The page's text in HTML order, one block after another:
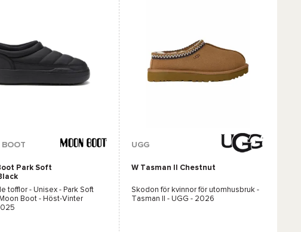
BOOT
Park Soft
tofflor - Unisex - Park Soft
Boot - Höst-Vinter
UGG
W Tasman II Chestnut
Skodon för kvinnor för utomhusbruk -
Tasman II - UGG - 2026